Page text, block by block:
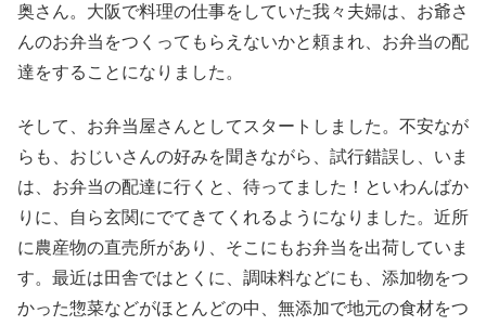
奥さん。大阪で料理の仕事をしていた我々夫婦は、お爺さ
んのお弁当をつくってもらえないかと頼まれ、お弁当の配
達をすることになりました。
そして、お弁当屋さんとしてスタートしました。不安なが
らも、おじいさんの好みを聞きながら、試行錯誤し、いま
は、お弁当の配達に行くと、待ってました！といわんばか
りに、自ら玄関にでてきてくれるようになりました。近所
に農産物の直売所があり、そこにもお弁当を出荷していま
す。最近は田舎ではとくに、調味料などにも、添加物をつ
かった惣菜などがほとんどの中、無添加で地元の食材をつ